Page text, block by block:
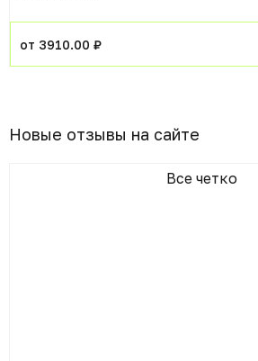
от 3910.00 ₽
Новые отзывы на сайте
Все четко